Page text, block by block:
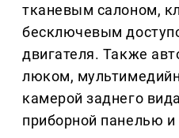
тканевым салоном,
бесключевым
двигателя. Также
люком,
камерой заднего
приборной панелью и